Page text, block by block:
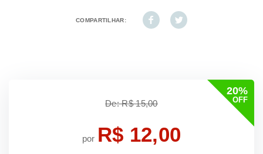
COMPARTILHAR:
20%
OFF
De: R$ 15,00
por R$ 12,00